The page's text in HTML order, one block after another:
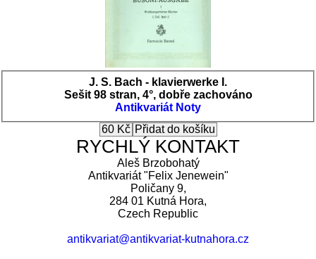
J. S. Bach - klavierwerke I.
Sešit 98 stran, 4°, dobře zachováno
Antikvariát Noty
RYCHLÝ KONTAKT
Aleš Brzobohatý
Antikvariát "Felix Jenewein"
Poličany 9,
284 01 Kutná Hora,
Czech Republic
antikvariat@antikvariat-kutnahora.cz